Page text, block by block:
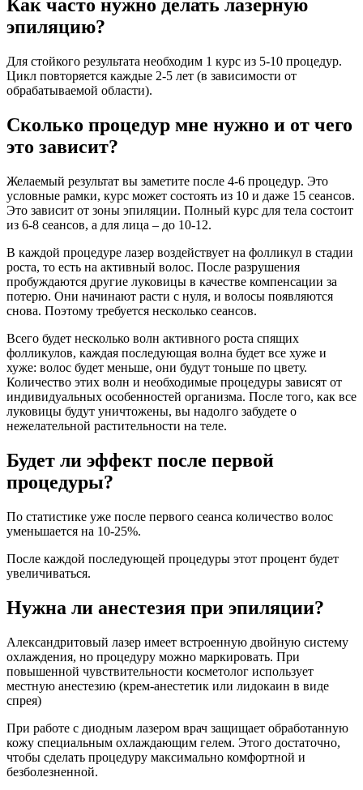
Как часто нужно делать лазерную
эпиляцию?
Для стойкого результата необходим 1 курс из 5-10 процедур.
Цикл повторяется каждые 2-5 лет (в зависимости от
обрабатываемой области).
Сколько процедур мне нужно и от чего
это зависит?
Желаемый результат вы заметите после 4-6 процедур. Это
условные рамки, курс может состоять из 10 и даже 15 сеансов.
Это зависит от зоны эпиляции. Полный курс для тела состоит
из 6-8 сеансов, а для лица – до 10-12.
В каждой процедуре лазер воздействует на фолликул в стадии
роста, то есть на активный волос. После разрушения
пробуждаются другие луковицы в качестве компенсации за
потерю. Они начинают расти с нуля, и волосы появляются
снова. Поэтому требуется несколько сеансов.
Всего будет несколько волн активного роста спящих
фолликулов, каждая последующая волна будет все хуже и
хуже: волос будет меньше, они будут тоньше по цвету.
Количество этих волн и необходимые процедуры зависят от
индивидуальных особенностей организма. После того, как все
луковицы будут уничтожены, вы надолго забудете о
нежелательной растительности на теле.
Будет ли эффект после первой
процедуры?
По статистике уже после первого сеанса количество волос
уменьшается на 10-25%.
После каждой последующей процедуры этот процент будет
увеличиваться.
Нужна ли анестезия при эпиляции?
Александритовый лазер имеет встроенную двойную систему
охлаждения, но процедуру можно маркировать. При
повышенной чувствительности косметолог использует
местную анестезию (крем-анестетик или лидокаин в виде
спрея)
При работе с диодным лазером врач защищает обработанную
кожу специальным охлаждающим гелем. Этого достаточно,
чтобы сделать процедуру максимально комфортной и
безболезненной.